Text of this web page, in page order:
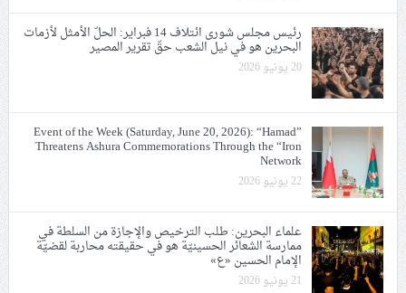
رئيس مجلس شورى ائتلاف 14 فبراير: الحلّ الأمثل لأزمات
البحرين هو في نيل الشعب حقّ تقرير المصير
20 يونيو 2026
Event of the Week (Saturday, June 20, 2026): “Hamad”
Threatens Ashura Commemorations Through the “Iron
Network
22 يونيو 2026
علماء البحرين: طلب الترخيص والإجازة من السلطة في
ممارسة الشعائر الحسينيّة هو في حقيقته محاربة لقضيّة
الإمام الحسين «ع»
21 يونيو 2026